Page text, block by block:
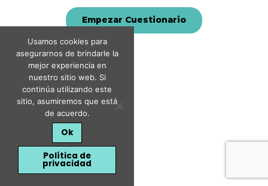
Usamos cookies para
asegurarnos de brindarle la
mejor experiencia en
nuestro sitio web. Si
continúa utilizando este
sitio, asumiremos que está
de acuerdo.
Ok
Política de
privacidad